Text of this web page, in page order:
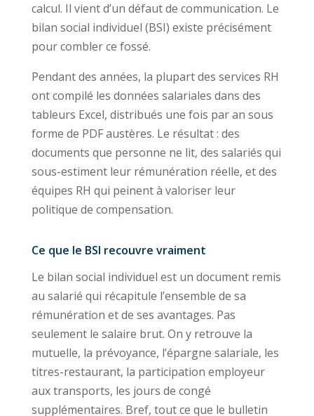
calcul. Il vient d’un défaut de communication. Le
bilan social individuel (BSI) existe précisément
pour combler ce fossé.
Pendant des années, la plupart des services RH
ont compilé les données salariales dans des
tableurs Excel, distribués une fois par an sous
forme de PDF austères. Le résultat : des
documents que personne ne lit, des salariés qui
sous-estiment leur rémunération réelle, et des
équipes RH qui peinent à valoriser leur
politique de compensation.
Ce que le BSI recouvre vraiment
Le bilan social individuel est un document remis
au salarié qui récapitule l’ensemble de sa
rémunération et de ses avantages. Pas
seulement le salaire brut. On y retrouve la
mutuelle, la prévoyance, l’épargne salariale, les
titres-restaurant, la participation employeur
aux transports, les jours de congé
supplémentaires. Bref, tout ce que le bulletin